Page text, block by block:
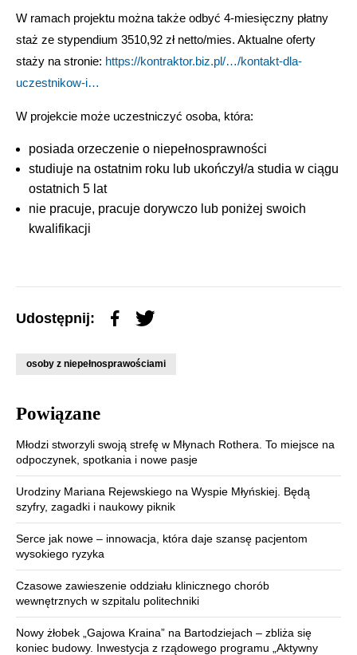
W ramach projektu można także odbyć 4-miesięczny płatny
staż ze stypendium 3510,92 zł netto/mies. Aktualne oferty
staży na stronie: https://kontraktor.biz.pl/…/kontakt-dla-
uczestnikow-i…
W projekcie może uczestniczyć osoba, która:
posiada orzeczenie o niepełnosprawności
studiuje na ostatnim roku lub ukończył/a studia w ciągu
ostatnich 5 lat
nie pracuje, pracuje dorywczo lub poniżej swoich
kwalifikacji
Udostępnij:
osoby z niepełnosprawościami
Powiązane
Młodzi stworzyli swoją strefę w Młynach Rothera. To miejsce na
odpoczynek, spotkania i nowe pasje
Urodziny Mariana Rejewskiego na Wyspie Młyńskiej. Będą
szyfry, zagadki i naukowy piknik
Serce jak nowe – innowacja, która daje szansę pacjentom
wysokiego ryzyka
Czasowe zawieszenie oddziału klinicznego chorób
wewnętrznych w szpitalu politechniki
Nowy żłobek „Gajowa Kraina” na Bartodziejach – zbliża się
koniec budowy. Inwestycja z rządowego programu „Aktywny